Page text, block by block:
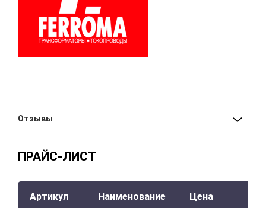
Отзывы
ПРАЙС-ЛИСТ
Артикул Наименование Цена